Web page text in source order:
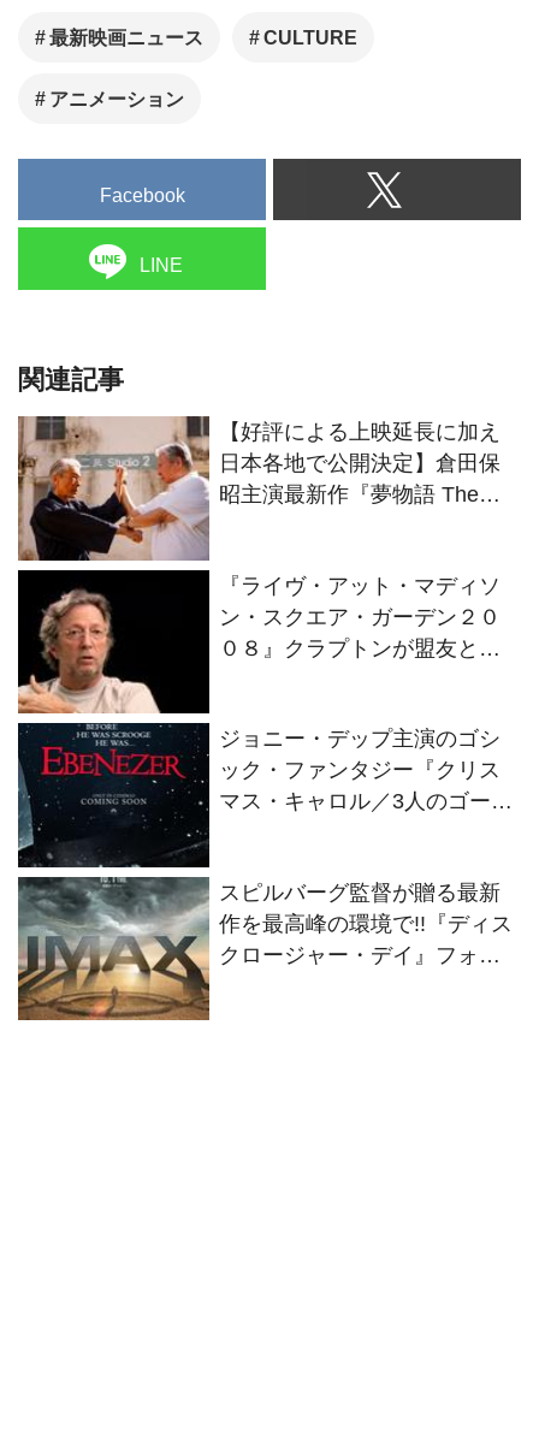
最新映画ニュース CULTURE
アニメーション
Facebook
LINE
関連記事
【好評による上映延長に加え
日本各地で公開決定】倉田保
昭主演最新作『夢物語 The
『ライヴ・アット・マディソ
ン・スクエア・ガーデン２０
０８』クラプトンが盟友との
ジョニー・デップ主演のゴシ
ック・ファンタジー『クリス
マス・キャロル／3人のゴース
スピルバーグ監督が贈る最新
作を最高峰の環境で!!『ディス
クロージャー・デイ』フォー